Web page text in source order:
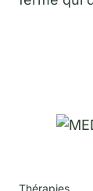
Thérapies